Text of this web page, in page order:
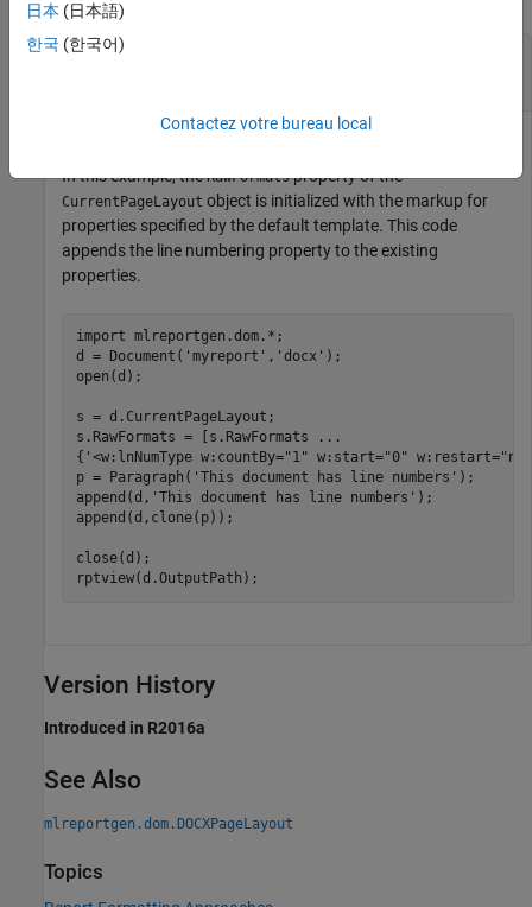
Turn on Line Numbering Based on Default DOM
In this example, theRawFormatsproperty of the
CurrentPageLayout object is initialized with the markup for
properties specified by the default template. This code
appends the line numbering property to the existing
properties.
import mlreportgen.dom.* ;
d = Document( 'myreport' , 'docx' );
open(d);
s = d.CurrentPageLayout;
s.RawFormats = [s.RawFormats
...
{ '<w:lnNumType w:countBy="1" w:start="0"
p = Paragraph( 'This document has line numbers' );
append(d, 'This document has line numbers' );
append(d,clone(p));
close(d);
Version History
Introduced in R2016a
See Also
mlreportgen.dom.DOCXPageLayout
Topics
日本 (日本語)
한국 (한국어)
Contactez votre bureau local